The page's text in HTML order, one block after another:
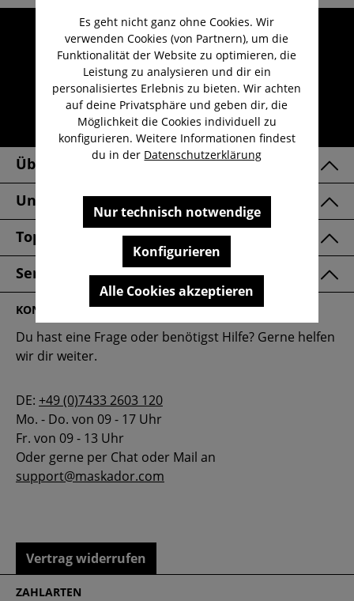
Umfangreicher Kundenservice
Kauf auf Rechnung
Kostenloser Versand ab 29,-€
Lieferzeit 1-3 Werktage
30 Tage kostenlose Retoure
Über Uns
Unsere Marken
Top Kategorien
Service & FAQ
KONTAKT
Du hast eine Frage oder benötigst Hilfe? Gerne helfen
wir dir weiter.
DE: +49 (0)7433 2603 120
Mo. - Do. von 09 - 17 Uhr
Fr. von 09 - 13 Uhr
Oder gerne per Chat oder Mail an
support@maskador.com
Vertrag widerrufen
ZAHLARTEN
Es geht nicht ganz ohne Cookies. Wir
verwenden Cookies (von Partnern), um die
Funktionalität der Website zu optimieren, die
Leistung zu analysieren und dir ein
personalisiertes Erlebnis zu bieten. Wir achten
auf deine Privatsphäre und geben dir, die
Möglichkeit die Cookies individuell zu
konfigurieren. Weitere Informationen findest
du in der Datenschutzerklärung
Nur technisch notwendige
Konfigurieren
Alle Cookies akzeptieren